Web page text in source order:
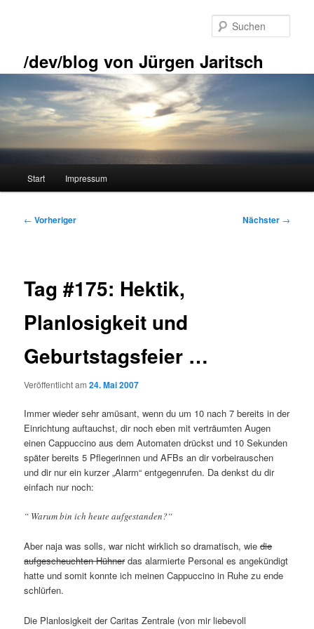
/dev/blog von Jürgen Jaritsch
Start Impressum
Beitragsnavigation
← Vorheriger Nächster →
Tag #175: Hektik,
Planlosigkeit und
Geburtstagsfeier …
Veröffentlicht am24. Mai 2007
Immer wieder sehr amüsant, wenn du um 10 nach 7 bereits in der
Einrichtung auftauchst, dir noch eben mit verträumten Augen
einen Cappuccino aus dem Automaten drückst und 10 Sekunden
später bereits 5 Pflegerinnen und AFBs an dir vorbeirauschen
und dir nur ein kurzer „Alarm“ entgegenrufen. Da denkst du dir
einfach nur noch:
“ Warum bin ich heute aufgestanden?“
Aber naja was solls, war nicht wirklich so dramatisch, wiedie
aufgescheuchten Hühnerdas alarmierte Personal es angekündigt
hatte und somit konnte ich meinen Cappuccino in Ruhe zu ende
schlürfen.
Die Planlosigkeit der Caritas Zentrale (von mir liebevoll